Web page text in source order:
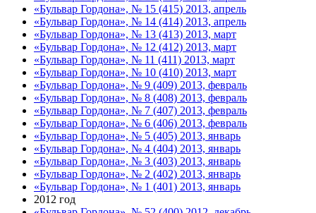
«Бульвар Гордона», № 15 (415) 2013, апрель
«Бульвар Гордона», № 14 (414) 2013, апрель
«Бульвар Гордона», № 13 (413) 2013, март
«Бульвар Гордона», № 12 (412) 2013, март
«Бульвар Гордона», № 11 (411) 2013, март
«Бульвар Гордона», № 10 (410) 2013, март
«Бульвар Гордона», № 9 (409) 2013, февраль
«Бульвар Гордона», № 8 (408) 2013, февраль
«Бульвар Гордона», № 7 (407) 2013, февраль
«Бульвар Гордона», № 6 (406) 2013, февраль
«Бульвар Гордона», № 5 (405) 2013, январь
«Бульвар Гордона», № 4 (404) 2013, январь
«Бульвар Гордона», № 3 (403) 2013, январь
«Бульвар Гордона», № 2 (402) 2013, январь
«Бульвар Гордона», № 1 (401) 2013, январь
2012 год